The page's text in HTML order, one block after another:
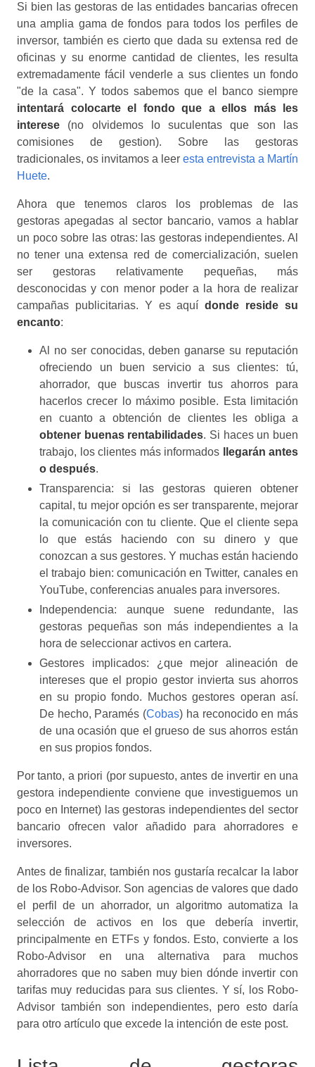
Si bien las gestoras de las entidades bancarias ofrecen
una amplia gama de fondos para todos los perfiles de
inversor, también es cierto que dada su extensa red de
oficinas y su enorme cantidad de clientes, les resulta
extremadamente fácil venderle a sus clientes un fondo
"de la casa". Y todos sabemos que el banco siempre
intentará colocarte el fondo que a ellos más les
interese (no olvidemos lo suculentas que son las
comisiones de gestion). Sobre las gestoras
tradicionales, os invitamos a leer esta entrevista a Martín
Huete.
Ahora que tenemos claros los problemas de las
gestoras apegadas al sector bancario, vamos a hablar
un poco sobre las otras: las gestoras independientes. Al
no tener una extensa red de comercialización, suelen
ser gestoras relativamente pequeñas, más
desconocidas y con menor poder a la hora de realizar
campañas publicitarias. Y es aquídonde reside su
encanto:
Al no ser conocidas, deben ganarse su reputación
ofreciendo un buen servicio a sus clientes: tú,
ahorrador, que buscas invertir tus ahorros para
hacerlos crecer lo máximo posible. Esta limitación
en cuanto a obtención de clientes les obliga a
obtener buenas rentabilidades. Si haces un buen
trabajo, los clientes más informados
llegarán antes
o después.
Transparencia: si las gestoras quieren obtener
capital, tu mejor opción es ser transparente, mejorar
la comunicación con tu cliente. Que el cliente sepa
lo que estás haciendo con su dinero y que
conozcan a sus gestores. Y muchas están haciendo
el trabajo bien: comunicación en Twitter, canales en
YouTube, conferencias anuales para inversores.
Independencia: aunque suene redundante, las
gestoras pequeñas son más independientes a la
hora de seleccionar activos en cartera.
Gestores implicados: ¿que mejor alineación de
intereses que el propio gestor invierta sus ahorros
en su propio fondo. Muchos gestores operan así.
De hecho, Paramés (Cobas) ha reconocido en más
de una ocasión que el grueso de sus ahorros están
en sus propios fondos.
Por tanto, a priori (por supuesto, antes de invertir en una
gestora independiente conviene que investiguemos un
poco en Internet) las gestoras independientes del sector
bancario ofrecen valor añadido para ahorradores e
inversores.
Antes de finalizar, también nos gustaría recalcar la labor
de los Robo-Advisor. Son agencias de valores que dado
el perfil de un ahorrador, un algoritmo automatiza la
selección de activos en los que debería invertir,
principalmente en ETFs y fondos. Esto, convierte a los
Robo-Advisor en una alternativa para muchos
ahorradores que no saben muy bien dónde invertir con
tarifas muy reducidas para sus clientes. Y sí, los Robo-
Advisor también son independientes, pero esto daría
para otro artículo que excede la intención de este post.